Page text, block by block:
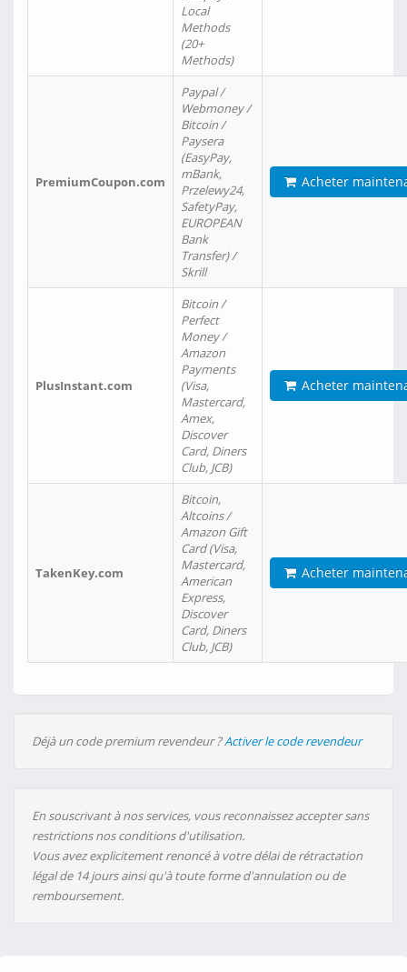
Local
Methods
(20+
Methods)
PremiumCoupon.com
Paypal /
Webmoney /
Bitcoin /
Paysera
(EasyPay,
mBank,
Przelewy24,
SafetyPay,
EUROPEAN
Bank
Transfer) /
Skrill
Acheter
PlusInstant.com
Bitcoin /
Perfect
Money /
Amazon
Payments
(Visa,
Mastercard,
Amex,
Discover
Card, Diners
Club, JCB)
Acheter
TakenKey.com
Bitcoin,
Altcoins /
Amazon Gift
Card (Visa,
Mastercard,
American
Express,
Discover
Card, Diners
Club, JCB)
Acheter
Déjà un code premium revendeur ?Activer le code revendeur
En souscrivant à nos services, vous reconnaissez accepter sans
restrictions nos conditions d'utilisation.
Vous avez explicitement renoncé à votre délai de rétractation
légal de 14 jours ainsi qu'à toute forme d'annulation ou de
remboursement.